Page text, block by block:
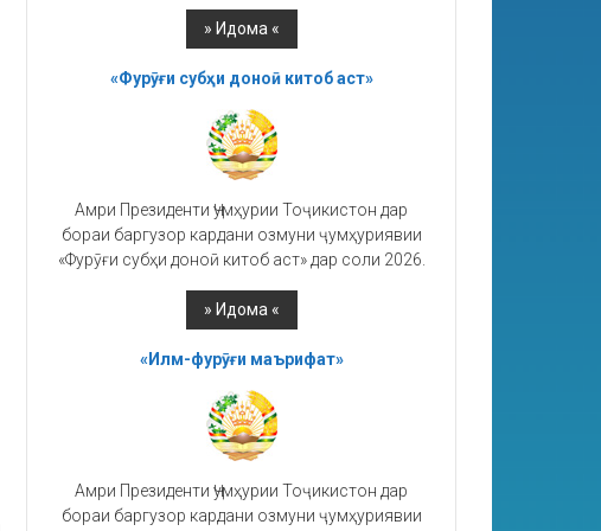
«Фурӯғи субҳи доноӣ китоб аст»
Амри Президенти Ҷумҳурии Тоҷикистон дар
бораи баргузор кардани озмуни ҷумҳуриявии
«Фурӯғи субҳи доноӣ китоб аст» дар соли 2026.
«Илм-фурӯғи маърифат»
Амри Президенти Ҷумҳурии Тоҷикистон дар
бораи баргузор кардани озмуни ҷумҳуриявии